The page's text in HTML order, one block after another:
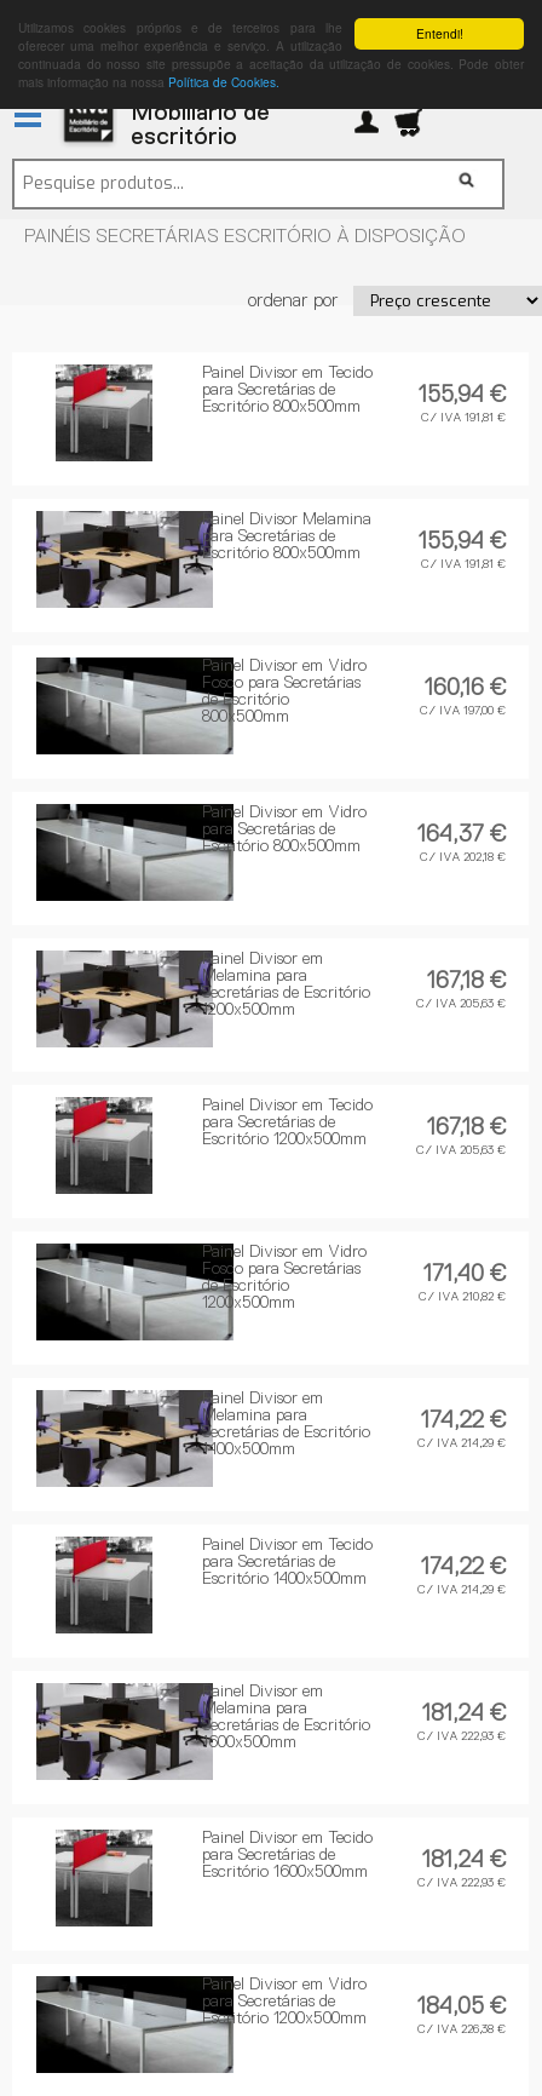
Entendi!
Utilizamos cookies próprios e de terceiros para lhe
oferecer uma melhor experiência e serviço. A utilização
continuada do nosso site pressupõe a aceitação da utilização de cookies. Pode obter
mais informação na nossa Política de Cookies.
Mobiliário de
escritório
PAINÉIS SECRETÁRIAS ESCRITÓRIO À DISPOSIÇÃO
ordenar por
Painel Divisor em Tecido
para Secretárias de
Escritório 800x500mm
155,94 €
C/ IVA 191,81 €
Painel Divisor Melamina
para Secretárias de
Escritório 800x500mm
155,94 €
C/ IVA 191,81 €
Painel Divisor em Vidro
Fosco para Secretárias
de Escritório
800x500mm
160,16 €
C/ IVA 197,00 €
Painel Divisor em Vidro
para Secretárias de
Escritório 800x500mm
164,37 €
C/ IVA 202,18 €
Painel Divisor em
Melamina para
Secretárias de Escritório
1200x500mm
167,18 €
C/ IVA 205,63 €
Painel Divisor em Tecido
para Secretárias de
Escritório 1200x500mm
167,18 €
C/ IVA 205,63 €
Painel Divisor em Vidro
Fosco para Secretárias
de Escritório
1200x500mm
171,40 €
C/ IVA 210,82 €
Painel Divisor em
Melamina para
Secretárias de Escritório
1400x500mm
174,22 €
C/ IVA 214,29 €
Painel Divisor em Tecido
para Secretárias de
Escritório 1400x500mm
174,22 €
C/ IVA 214,29 €
Painel Divisor em
Melamina para
Secretárias de Escritório
1600x500mm
181,24 €
C/ IVA 222,93 €
Painel Divisor em Tecido
para Secretárias de
Escritório 1600x500mm
181,24 €
C/ IVA 222,93 €
Painel Divisor em Vidro
para Secretárias de
Escritório 1200x500mm
184,05 €
C/ IVA 226,38 €